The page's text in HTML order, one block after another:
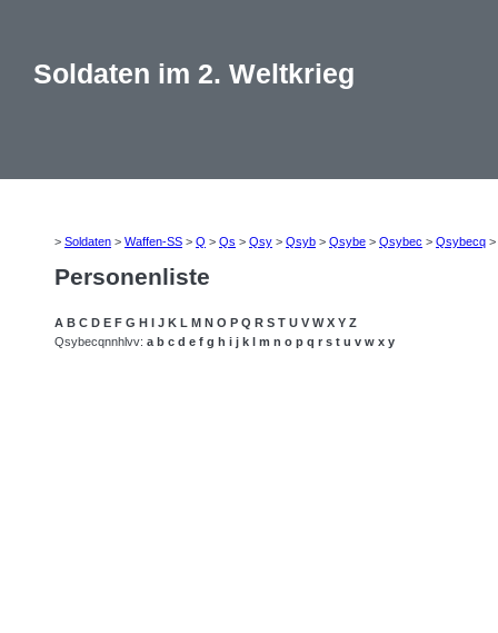
Soldaten im 2. Weltkrieg
> Soldaten > Waffen-SS > Q > Qs > Qsy > Qsyb > Qsybe > Qsybec > Qsybecq >
Personenliste
A B C D E F G H I J K L M N O P Q R S T U V W X Y Z
Qsybecqnnhlvv: a b c d e f g h i j k l m n o p q r s t u v w x y